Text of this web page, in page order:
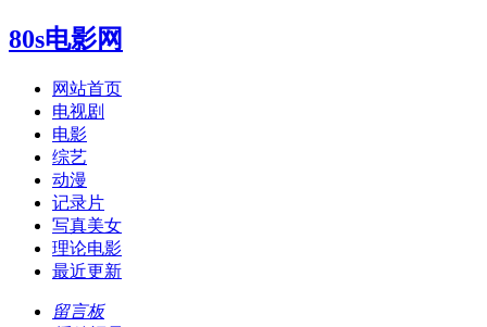
80s电影网
网站首页
电视剧
电影
综艺
动漫
记录片
写真美女
理论电影
最近更新
留言板